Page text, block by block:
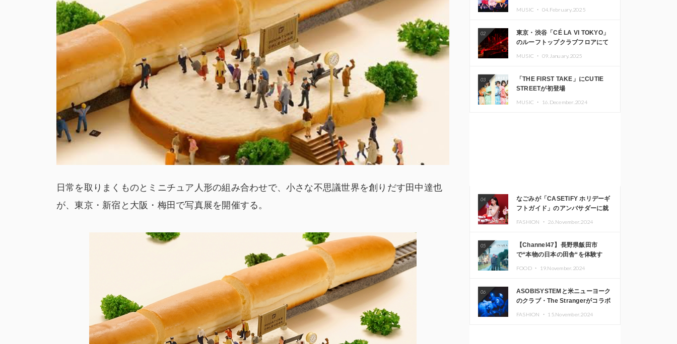
日常を取りまくものとミニチュア人形の組み合わせで、小さな不思議世界を創りだす田中達也
が、東京・新宿と大阪・梅田で写真展を開催する。
MUSIC ・ 04.February.2025
02
東京・渋谷「CÉ LA VI TOKYO」
のルーフトップクラブフロアにて
Kza（FORCE OF NATURE）ら日
本を代表するDJ・クリエイターが
出演
MUSIC ・ 09.January.2025
03
「THE FIRST TAKE」にCUTIE
STREETが初登場
MUSIC ・ 16.December.2024
04
なごみが「CASETiFY ホリデーギ
フトガイド」のアンバサダーに就
FASHION ・ 26.November.2024
05
【Channel47】長野県飯田市
で“本物の日本の田舎“を体験す
FOOD ・ 19.November.2024
06
ASOBISYSTEMと米ニューヨーク
のクラブ・The Strangerがコラボ
FASHION ・ 15.November.2024